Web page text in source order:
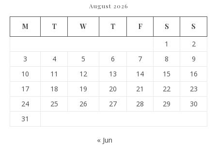
August 2026
M T W T F S
S
1
2
3
4 5 6 7 8
9
10
11 12 13 14 15
16
17
18 19 20 21 22
23
24
25 26 27 28 29
30
31
« Jun